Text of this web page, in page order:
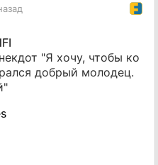
"Я хочу, чтобы ко
добрый молодец.